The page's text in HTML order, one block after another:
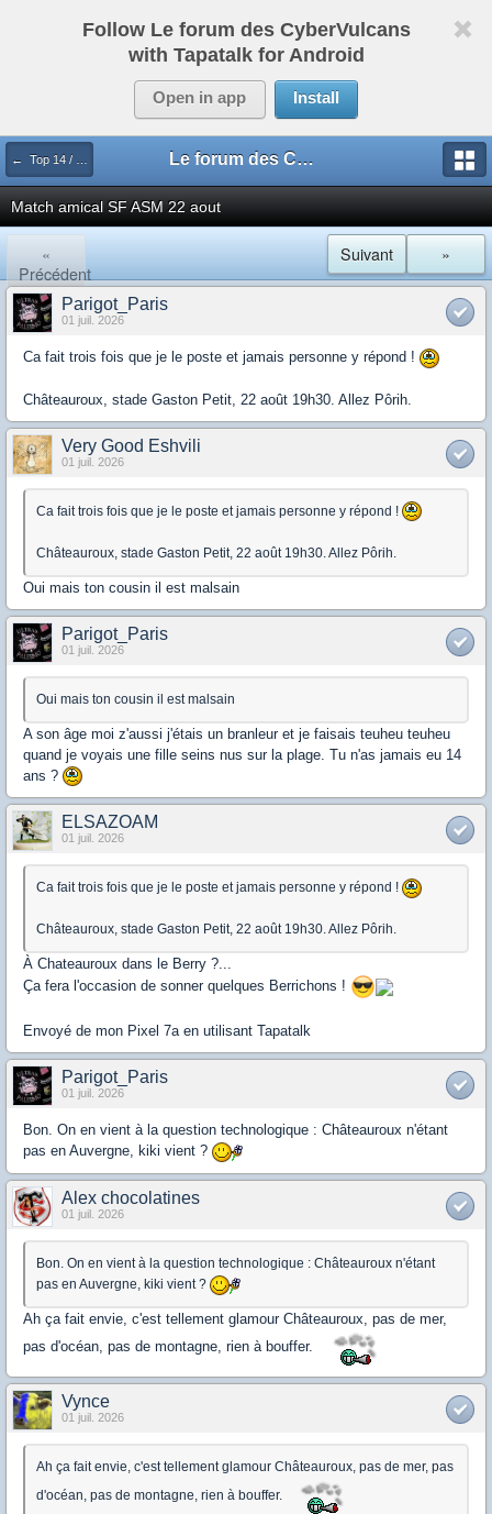
Follow Le forum des CyberVulcans
with Tapatalk for Android
Open in app Install
← Top 14 / Pro D2 Le forum des CyberVulcans
Match amical SF ASM 22 aout
«
Précédent
»
Suivant
Parigot_Paris
01 juil. 2026
Ca fait trois fois que je le poste et jamais personne y répond !
Châteauroux, stade Gaston Petit, 22 août 19h30. Allez Pôrih.
Very Good Eshvili
01 juil. 2026
Ca fait trois fois que je le poste et jamais personne y répond !
Châteauroux, stade Gaston Petit, 22 août 19h30. Allez Pôrih.
Oui mais ton cousin il est malsain
Parigot_Paris
01 juil. 2026
Oui mais ton cousin il est malsain
A son âge moi z'aussi j'étais un branleur et je faisais teuheu teuheu
quand je voyais une fille seins nus sur la plage. Tu n'as jamais eu 14
ans ?
ELSAZOAM
01 juil. 2026
Ca fait trois fois que je le poste et jamais personne y répond !
Châteauroux, stade Gaston Petit, 22 août 19h30. Allez Pôrih.
À Chateauroux dans le Berry ?...
Ça fera l'occasion de sonner quelques Berrichons !
Envoyé de mon Pixel 7a en utilisant Tapatalk
Parigot_Paris
01 juil. 2026
Bon. On en vient à la question technologique : Châteauroux n'étant
pas en Auvergne, kiki vient ?
Alex chocolatines
01 juil. 2026
Bon. On en vient à la question technologique : Châteauroux n'étant
pas en Auvergne, kiki vient ?
Ah ça fait envie, c'est tellement glamour Châteauroux, pas de mer,
pas d'océan, pas de montagne, rien à bouffer.
Vynce
01 juil. 2026
Ah ça fait envie, c'est tellement glamour Châteauroux, pas de mer, pas
d'océan, pas de montagne, rien à bouffer.